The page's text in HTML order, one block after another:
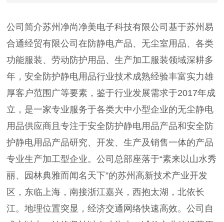
公司简介苏州净尚净美电子科技有限公司基于苏州易
合通经贸有限公司在防静电产品、无尘室用品、各类
功能服装、劳动防护用品、生产加工服装领域深耕多
年，安全防护静电用品行业技术成熟经验丰富实力雄
厚客户范围广等要素，鉴于行业发展需求于2017年成
立，是一家专业服务于各类大中小型企业的无尘静电
用品供应商且专注于安全防护静电用品产品和安全防
护静电用品产品研究、开发、生产及销售一体的产品
专业生产加工型企业。公司总部座落于“素来以山水秀
丽、园林典雅而闻名天下”的苏州高新技术产业开发
区，东临上海，南接浙江嘉兴，西抱太湖，北依长
江。地理位置突显，经济交通网络快速高效。公司自